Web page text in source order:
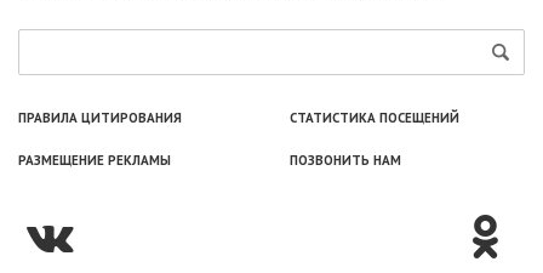
ПРАВИЛА ЦИТИРОВАНИЯ СТАТИСТИКА ПОСЕЩЕНИЙ
РАЗМЕЩЕНИЕ РЕКЛАМЫ ПОЗВОНИТЬ НАМ